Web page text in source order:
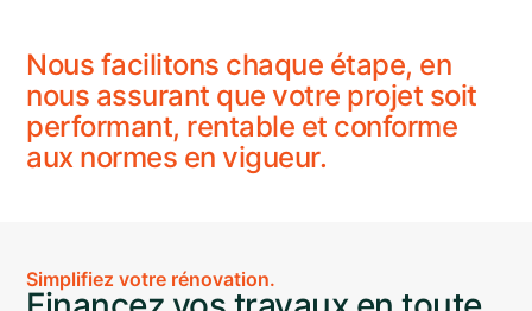
Nous facilitons chaque étape, en
nous assurant que votre projet soit
performant, rentable et conforme
aux normes en vigueur.
Simplifiez votre rénovation.